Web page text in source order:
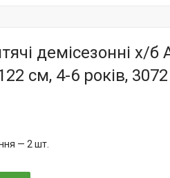
демісезонні х/б
см, 4-6 років, 3072
— 2 шт.